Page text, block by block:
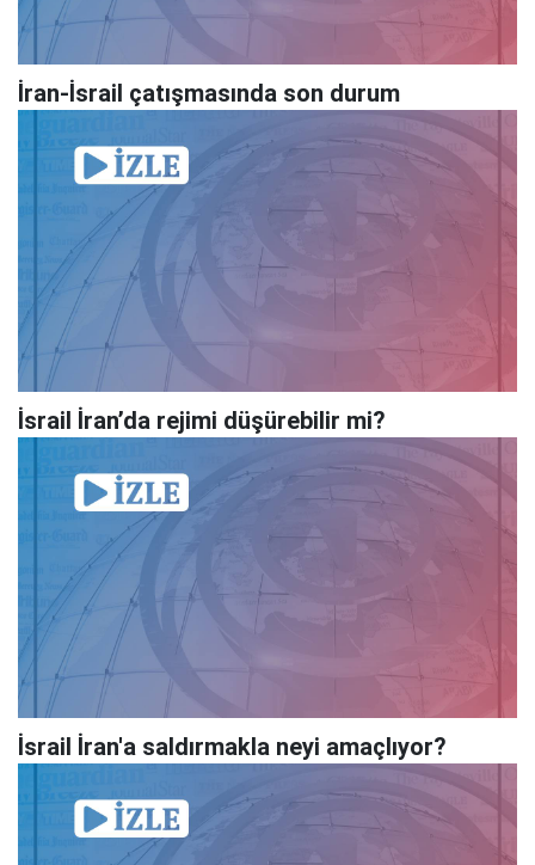
İran-İsrail çatışmasında son durum
İsrail İran’da rejimi düşürebilir mi?
İsrail İran'a saldırmakla neyi amaçlıyor?